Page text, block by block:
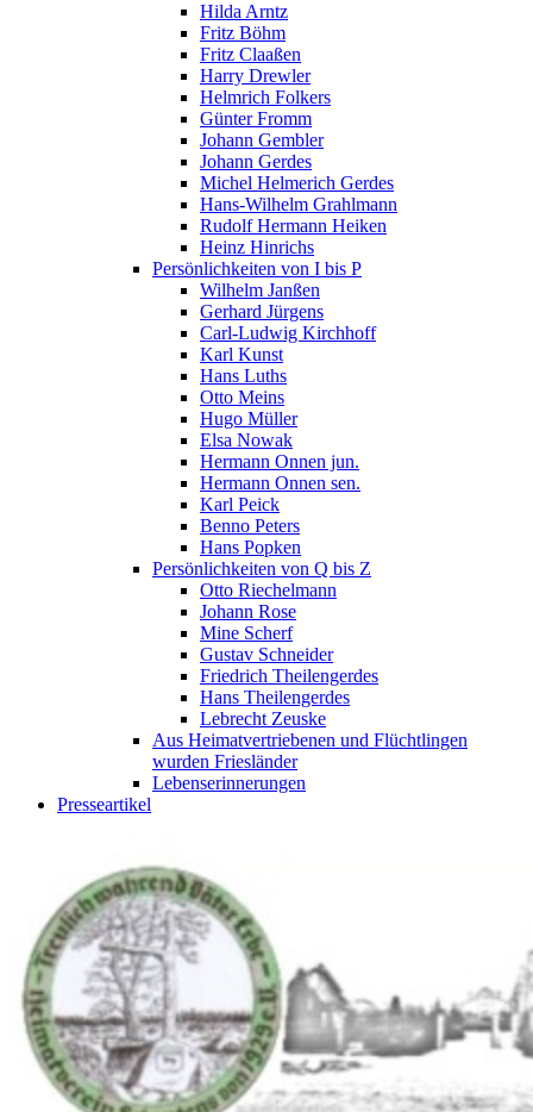
Hilda Arntz
Fritz Böhm
Fritz Claaßen
Harry Drewler
Helmrich Folkers
Günter Fromm
Johann Gembler
Johann Gerdes
Michel Helmerich Gerdes
Hans-Wilhelm Grahlmann
Rudolf Hermann Heiken
Heinz Hinrichs
Persönlichkeiten von I bis P
Wilhelm Janßen
Gerhard Jürgens
Carl-Ludwig Kirchhoff
Karl Kunst
Hans Luths
Otto Meins
Hugo Müller
Elsa Nowak
Hermann Onnen jun.
Hermann Onnen sen.
Karl Peick
Benno Peters
Hans Popken
Persönlichkeiten von Q bis Z
Otto Riechelmann
Johann Rose
Mine Scherf
Gustav Schneider
Friedrich Theilengerdes
Hans Theilengerdes
Lebrecht Zeuske
Aus Heimatvertriebenen und Flüchtlingen
wurden Friesländer
Lebenserinnerungen
Presseartikel